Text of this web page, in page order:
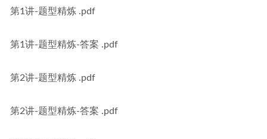
第1讲-题型精炼 .pdf
第1讲-题型精炼-答案 .pdf
第2讲-题型精炼 .pdf
第2讲-题型精炼-答案 .pdf